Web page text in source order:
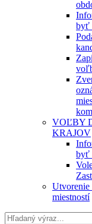
byť
VOĽBY
KRAJOV
byť
Utvorenie
miestností